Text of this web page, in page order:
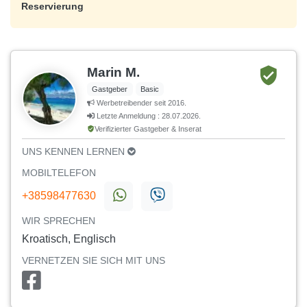
Reservierung
Marin M.
Gastgeber
Basic
Werbetreibender seit 2016.
Letzte Anmeldung : 28.07.2026.
Verifizierter Gastgeber & Inserat
UNS KENNEN LERNEN
MOBILTELEFON
+38598477630
WIR SPRECHEN
Kroatisch, Englisch
VERNETZEN SIE SICH MIT UNS